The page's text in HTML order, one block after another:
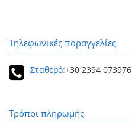
Τηλεφωνικές παραγγελίες
Σταθερό:+30 2394 073976
Τρόποι πληρωμής